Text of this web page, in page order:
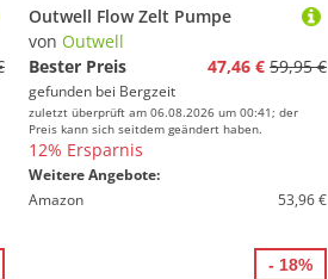
Outwell Flow Zelt Pumpe
von Outwell
Bester Preis
47,46 € 59,95 €
gefunden bei Bergzeit
zuletzt überprüft am 06.08.2026 um 00:41; der
Preis kann sich seitdem geändert haben.
12% Ersparnis
Weitere Angebote:
Amazon
53,96 €
- 18%